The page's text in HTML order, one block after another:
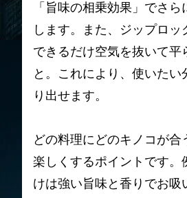
「旨味の相乗効果」でさ
します。また、ジップロッ
できるだけ空気を抜いて平
と。これにより、使いたい
り出せます。
どの料理にどのキノコが合
楽しくするポイントです。
けは強い旨味と香りでお吸